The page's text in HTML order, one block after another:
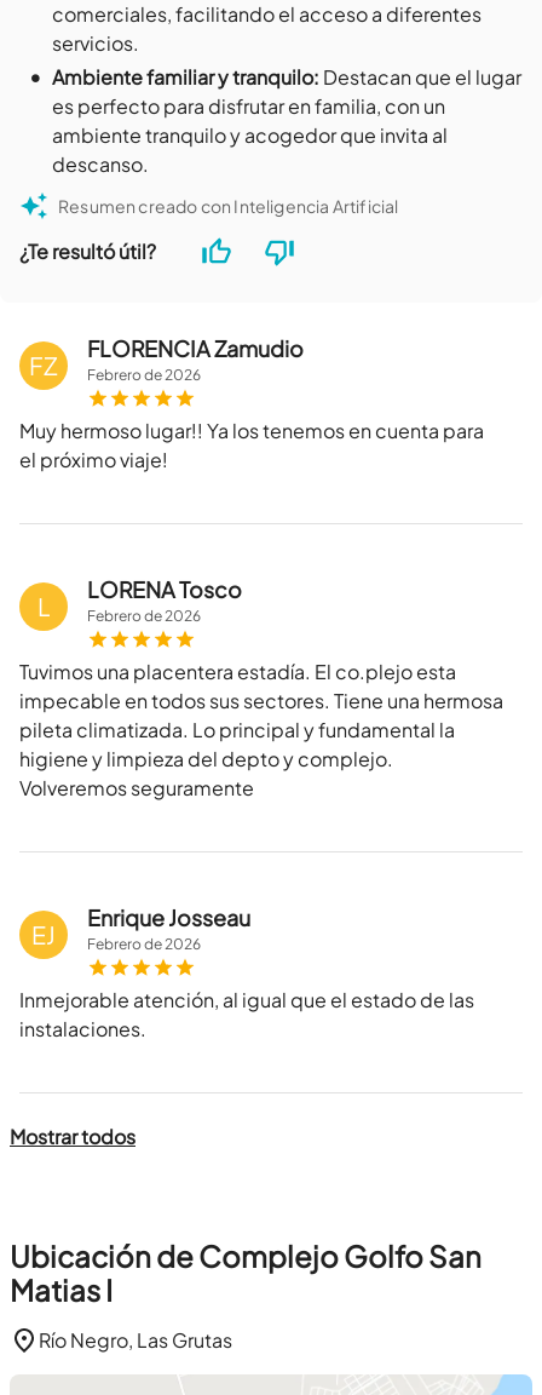
comerciales, facilitando el acceso a diferentes
servicios.
• Ambiente familiar y tranquilo: Destacan que el lugar
es perfecto para disfrutar en familia, con un
ambiente tranquilo y acogedor que invita al
descanso.
Resumen creado con Inteligencia Artificial
¿Te resultó útil?
FZ
FLORENCIA Zamudio
Febrerode2026
Muy hermoso lugar!! Ya los tenemos en cuenta para
el próximo viaje!
L
LORENA Tosco
Febrerode2026
Tuvimos una placentera estadía. El co.plejo esta
impecable en todos sus sectores. Tiene una hermosa
pileta climatizada. Lo principal y fundamental la
higiene y limpieza del depto y complejo.
Volveremos seguramente
EJ
Enrique Josseau
Febrerode2026
Inmejorable atención, al igual que el estado de las
instalaciones.
Mostrar todos
Ubicación de Complejo Golfo San
Matias I
Río Negro, Las Grutas